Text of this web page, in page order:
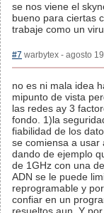
se nos viene el
bueno para ciertas
trabaje como un
#7 warbytex - agosto
no es ni mala idea
mipunto de vista
las redes ay 3
fondo. 1)la
fiabilidad de los
se comiensa a usar
dando de ejemplo
de 1GHz con una
ADN se le puede
reprogramable y
confiar en un